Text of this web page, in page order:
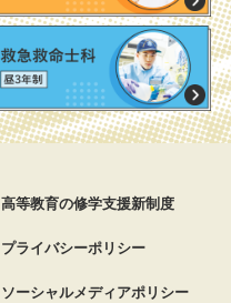
高等教育の修学支援新制度
プライバシーポリシー
ソーシャルメディアポリシー